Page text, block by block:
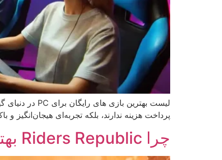
پرداخت هزینه ندارند، بلکه تجربه‌ای هیجان‌انگیز
چرا Riders Republic بهترین انتخاب برای عاشقان ورزش های ماجراجویانه است؟